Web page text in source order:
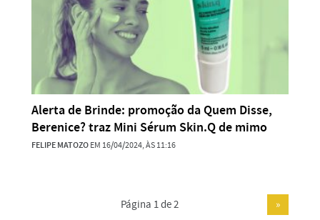
Alerta de Brinde: promoção da Quem Disse,
Berenice? traz Mini Sérum Skin.Q de mimo
FELIPE MATOZOEM 16/04/2024, ÀS 11:16
Página 1 de 2 »